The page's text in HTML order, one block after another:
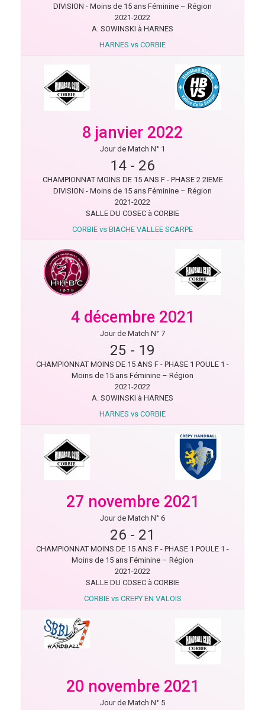
DIVISION - Moins de 15 ans Féminine – Région
2021-2022
A. SOWINSKI à HARNES
HARNES vs CORBIE
8 janvier 2022
Jour de Match N° 1
14 - 26
CHAMPIONNAT MOINS DE 15 ANS F - PHASE 2 2IEME
DIVISION - Moins de 15 ans Féminine – Région
2021-2022
SALLE DU COSEC à CORBIE
CORBIE vs BIACHE VALLEE SCARPE
4 décembre 2021
Jour de Match N° 7
25 - 19
CHAMPIONNAT MOINS DE 15 ANS F - PHASE 1 POULE 1 -
Moins de 15 ans Féminine – Région
2021-2022
A. SOWINSKI à HARNES
HARNES vs CORBIE
27 novembre 2021
Jour de Match N° 6
26 - 21
CHAMPIONNAT MOINS DE 15 ANS F - PHASE 1 POULE 1 -
Moins de 15 ans Féminine – Région
2021-2022
SALLE DU COSEC à CORBIE
CORBIE vs CREPY EN VALOIS
20 novembre 2021
Jour de Match N° 5